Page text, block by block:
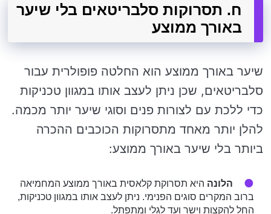
ח. תסרוקות סלבריטאים בלי שיער
באורך ממוצע
שיער באורך ממוצע הוא החלטה פופולרית עבור
סלבריטאים, שכן ניתן לעצב אותו במגוון טכניקות
כדי ללכת עם לצורות פנים וסוגי שיער יותר מכמה.
להלן יותר מאחד מתסרוקות הכוכבים ההכרה
ביותר בלי שיער באורך ממוצע:
הלונה היא תסרוקת קלאסית באורך ממוצע המחמיאה
ברוב המקרים סוגים הפנימי. ניתן לעצב אותו במגוון טכניקות,
החל להקצות וישר ועד לגלי ומתפתל.